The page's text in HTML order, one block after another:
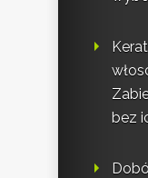
bez